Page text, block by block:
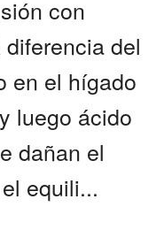
con
del
en el hígado
luego ácido
dañan el
equili...